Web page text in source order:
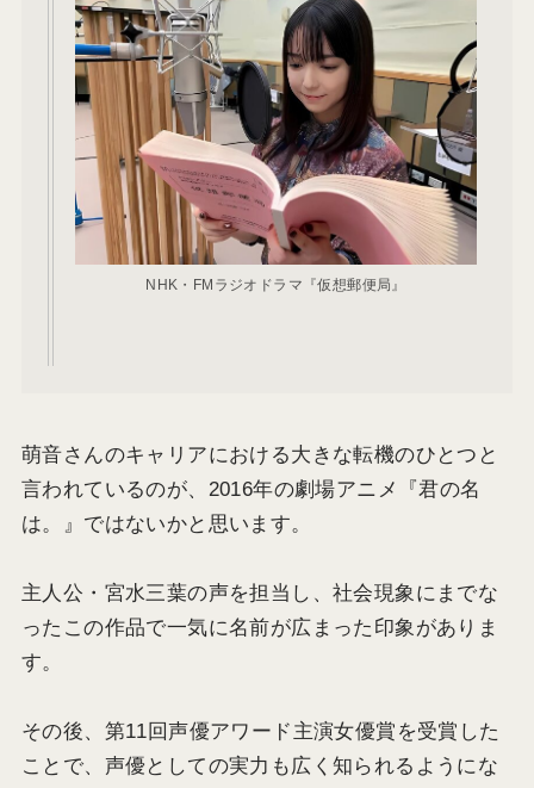
NHK・FMラジオドラマ『仮想郵便局』
萌音さんのキャリアにおける大きな転機のひとつと
言われているのが、2016年の劇場アニメ『君の名
は。』ではないかと思います。
主人公・宮水三葉の声を担当し、社会現象にまでな
ったこの作品で一気に名前が広まった印象がありま
す。
その後、第11回声優アワード主演女優賞を受賞した
ことで、声優としての実力も広く知られるようにな